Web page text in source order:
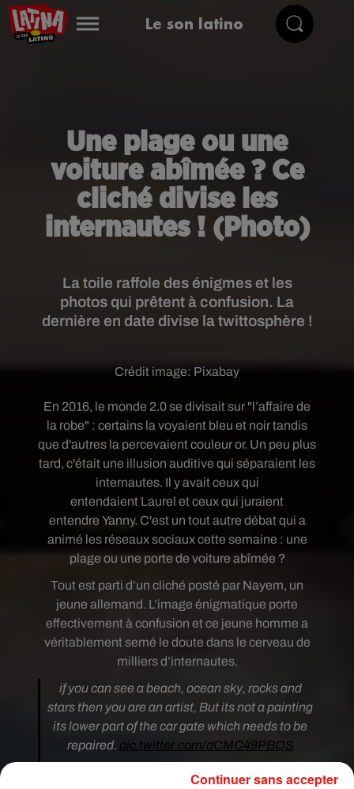
Le son latino
Une plage ou une
voiture abîmée ? Ce
cliché divise les
internautes ! (Photo)
La toile raffole des énigmes et les
photos qui prêtent à confusion. La
dernière en date divise la twittosphère !
Crédit image: Pixabay
En 2016, le monde 2.0 se divisait sur "l’affaire de
la robe" : certains la voyaient bleu et noir tandis
que d'autres la percevaient couleur or. Un peu plus
tard, c'était une illusion auditive qui séparaient les
internautes. Il y avait ceux qui
entendaient Laurel et ceux qui juraient
entendre Yanny. C'est un tout autre débat qui a
animé les réseaux sociaux cette semaine : une
plage ou une porte de voiture abîmée ?
Tout est parti d’un cliché posté par Nayem, un
jeune allemand. L’image énigmatique porte
effectivement à confusion et ce jeune homme a
véritablement semé le doute dans le cerveau de
milliers d’internautes.
if you can see a beach, ocean sky, rocks and
stars then you are an artist, But its not a painting
its lower part of the car gate which needs to be
repaired. pic.twitter.com/dCMC49PBQS
— nayem (@nxyxm)
2 juillet 2019
Continuer sans accepter